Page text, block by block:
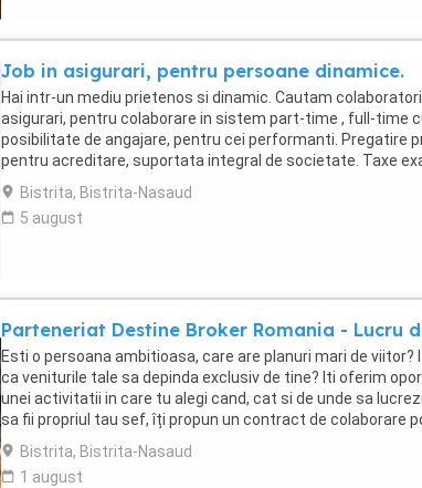
Job in asigurari, pentru persoane dinamice.
Hai intr-un mediu prietenos si dinamic. Cautam
asigurari, pentru colaborare in sistem part-time , full-time
posibilitate de angajare, pentru cei performanti. Pregatire
pentru acreditare, suportata integral de societate. Taxe
returnate in integralitate la semnarea ...
Bistrita, Bistrita-Nasaud
5 august
Parteneriat Destine Broker Romania - Lucru
Esti o persoana ambitioasa, care are planuri mari de viitor?
ca veniturile tale sa depinda exclusiv de tine? Iti oferim
unei activitatii in care tu alegi cand, cat si de unde sa
sa fii propriul tau sef, îți propun un contract de colaborare
...
Bistrita, Bistrita-Nasaud
1 august